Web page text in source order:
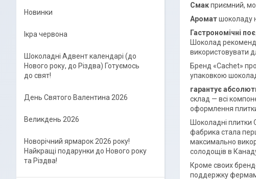
Смакприємний,
Ароматшоколаду
Гастрономічні
Шоколад
використовувати
Бренд «Cachet»
упаковкою
гарантує
склад — всі
оформлення
Шоколадні плитки
фабрика стала
максимально
солодощів в
Кроме своих
поддержку фермам
Новинки
Ікра червона
Шоколадні Адвент календарі (до
Нового року, до Різдва) Готуємось
до свят!
День Святого Валентина 2026
Великдень 2026
Новорічний ярмарок 2026 року!
Найкращі подарунки до Нового року
та Різдва!